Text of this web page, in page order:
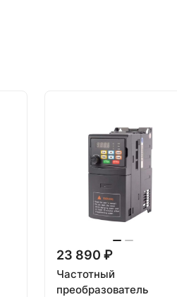
23 890 ₽
Частотный
преобразователь